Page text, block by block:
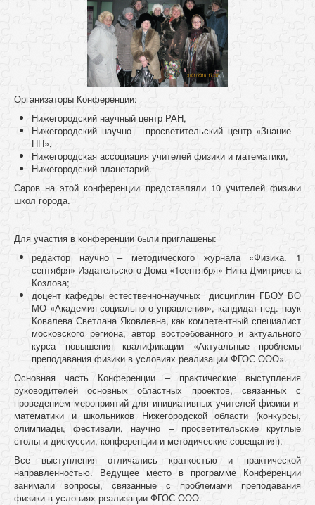
Организаторы Конференции:
Нижегородский научный центр РАН,
Нижегородский научно – просветительский центр «Знание –
НН»,
Нижегородская ассоциация учителей физики и математики,
Нижегородский планетарий.
Саров на этой конференции представляли 10 учителей физики
школ города.
Для участия в конференции были приглашены:
редактор научно – методического журнала «Физика. 1
сентября» Издательского Дома «1сентября» Нина Дмитриевна
Козлова;
доцент кафедры естественно-научных дисциплин ГБОУ ВО
МО «Академия социального управления», кандидат пед. наук
Ковалева Светлана Яковлевна, как компетентный специалист
московского региона, автор востребованного и актуального
курса повышения квалификации «Актуальные проблемы
преподавания физики в условиях реализации ФГОС ООО».
Основная часть Конференции – практические выступления
руководителей основных областных проектов, связанных с
проведением мероприятий для инициативных учителей физики и
математики и школьников Нижегородской области (конкурсы,
олимпиады, фестивали, научно – просветительские круглые
столы и дискуссии, конференции и методические совещания).
Все выступления отличались краткостью и практической
направленностью. Ведущее место в программе Конференции
занимали вопросы, связанные с проблемами преподавания
физики в условиях реализации ФГОС ООО.